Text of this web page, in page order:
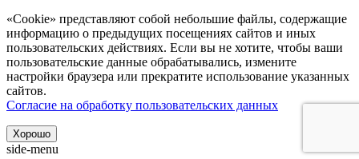
«Cookie» представляют собой небольшие файлы, содержащие
информацию о предыдущих посещениях сайтов и иных
пользовательских действиях. Если вы не хотите, чтобы ваши
пользовательские данные обрабатывались, измените
настройки браузера или прекратите использование указанных
сайтов.
Согласие на обработку пользовательских данных
Хорошо
side-menu